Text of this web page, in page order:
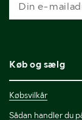
Køb og sælg
Købsvilkår
Sådan handler du